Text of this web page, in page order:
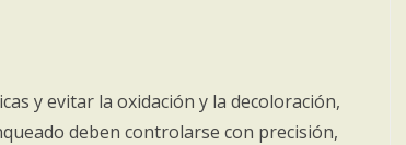
y evitar la oxidación y la decoloración,
deben controlarse con precisión,